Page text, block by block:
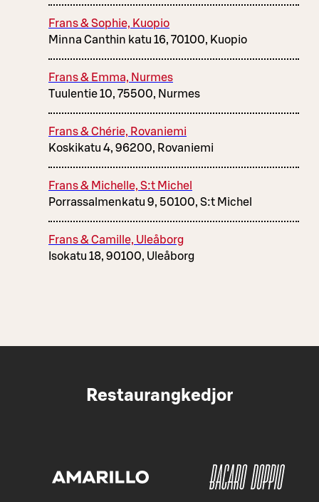
Frans & Sophie, Kuopio
Minna Canthin katu 16, 70100, Kuopio
Frans & Emma, Nurmes
Tuulentie 10, 75500, Nurmes
Frans & Chérie, Rovaniemi
Koskikatu 4, 96200, Rovaniemi
Frans & Michelle, S:t Michel
Porrassalmenkatu 9, 50100, S:t Michel
Frans & Camille, Uleåborg
Isokatu 18, 90100, Uleåborg
Restaurangkedjor